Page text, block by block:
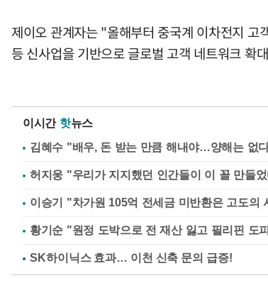
제이오 관계자는 "올해부터 중국계 이차전지
등 신사업을 기반으로 글로벌 고객 네트워크 확
이시간 핫뉴스
김혜수 "배우, 돈 받는 만큼 해내야…양해는 없
허지웅 "우리가 지지했던 인간들이 이 꼴 만들
이승기 "차가원 105억 전세금 미반환은 고도의
황기순 "원정 도박으로 전 재산 잃고 필리핀 도